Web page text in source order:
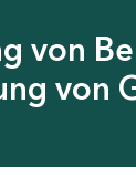
von
von